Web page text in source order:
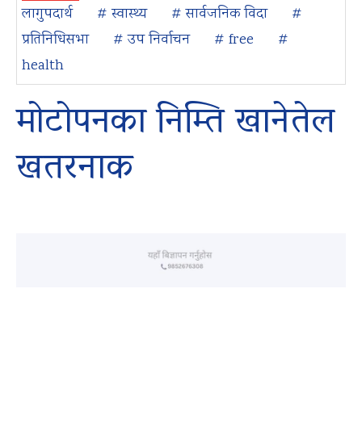
लागुपदार्थ
# स्वास्थ्य # सार्वजनिक विदा
#
प्रतिनिधिसभा
# उप निर्वाचन # free
#
health
मोटोपनका निम्ति खानेतेल
खतरनाक